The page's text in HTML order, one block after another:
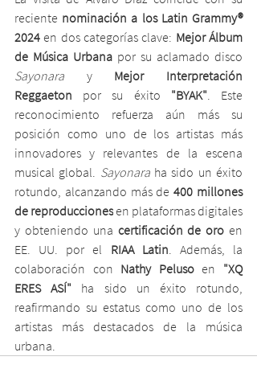
reciente nominación a los Latin Grammy®
2024 en dos categorías clave: Mejor Álbum
de Música Urbana
Sayonara y Mejor Interpretación
Reggaeton por su éxito "BYAK" . Este
reconocimiento refuerza aún más su
posición como uno de los artistas más
innovadores y relevantes de la escena
musical global. Sayonara ha sido un éxito
rotundo, alcanzando más de 400 millones
de reproducciones en plataformas digitales
y obteniendo una certificación de oro en
EE. UU. por el RIAA Latin . Además, la
colaboración con Nathy Peluso en "XQ
ERES ASÍ" ha sido un éxito rotundo,
reafirmando su estatus como uno de los
artistas más destacados de la música
urbana.